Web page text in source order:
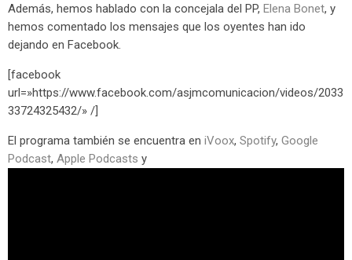
Además, hemos hablado con la concejala del PP, Elena Bonet, y
hemos comentado los mensajes que los oyentes han ido
dejando en Facebook.
[facebook
url=»https://www.facebook.com/asjmcomunicacion/videos/2033
33724325432/» /]
El programa también se encuentra en iVoox, Spotify, Google
Podcast, Apple Podcasts y